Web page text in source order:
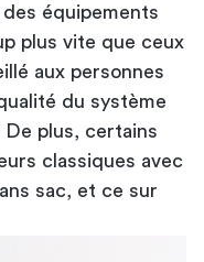
équipements
plus vite que ceux
aux personnes
du système
plus, certains
classiques avec
sac, et ce sur